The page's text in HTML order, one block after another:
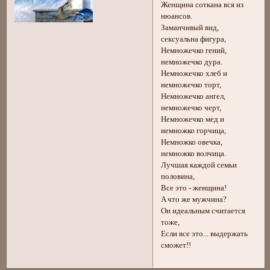
Женщина соткана вся из
нюансов.
Заманчивый вид,
сексуальна фигура,
Немножечко гений,
немножечко дура.
Немножечко хлеб и
немножечко торт,
Немножечко ангел,
немножечко черт,
Немножечко мед и
немножко горчица,
Немножко овечка,
немножко волчица.
Лучшая каждой семьи
половина,
Все это - женщина!
A что же мужчина?
Он идеальным считается
тоже,
Если все это... выдержать
сможет!!